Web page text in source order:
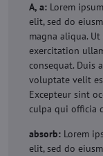
A, a: Lorem
elit, sed do
magna aliqua.
exercitation
consequat. Duis
voluptate velit
Excepteur sint
culpa qui officia
absorb: Lorem
elit, sed do